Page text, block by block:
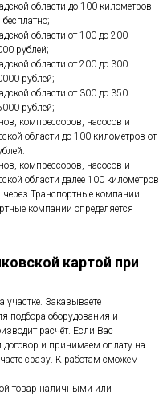
области до 100 километров
области от 100 до 200
рублей;
области от 200 до 300
рублей;
области от 300 до 350
рублей;
компрессоров, насосов и
области до 100 километров от
компрессоров, насосов и
области далее 100 километров
через Транспортные компании.
компании определяется
картой при
участке. Заказываете
подбора оборудования и
расчёт. Если Вас
и принимаем оплату на
сразу. К работам сможем
товар наличными или